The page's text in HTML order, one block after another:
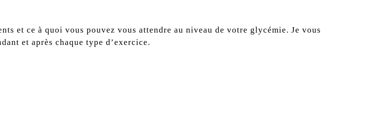
et ce à quoi vous pouvez vous attendre au niveau de votre glycémie. Je vous
et après chaque type d’exercice.